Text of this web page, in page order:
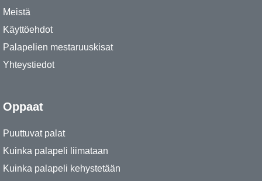
Meistä
Käyttöehdot
Palapelien mestaruuskisat
Yhteystiedot
Oppaat
Puuttuvat palat
Kuinka palapeli liimataan
Kuinka palapeli kehystetään